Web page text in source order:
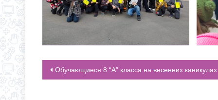
НАВИГАЦИЯ ПО ЗАПИСЯМ
Обучающиеся 8 “А” класса на весенних каникулах побывали в городе